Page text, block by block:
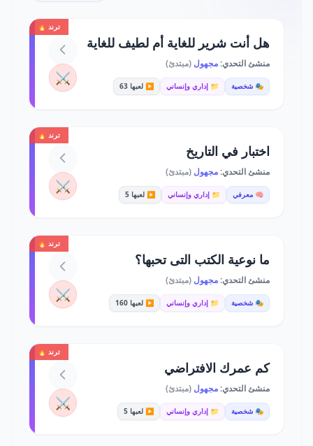
ترند 🔥
هل أنت شرير للغاية أم لطيف للغاية
منشئ التحدي:مجهول (مبتدئ)
🎭 شخصية 📁 إداري وإنساني ▶️ لعبها 63 ⚔️
ترند 🔥
اختبار في التاريخ
منشئ التحدي:مجهول (مبتدئ)
🧠 معرفي 📁 إداري وإنساني ▶️ لعبها 5 ⚔️
ترند 🔥
ما نوعية الكتب التى تحبها؟
منشئ التحدي:مجهول (مبتدئ)
🎭 شخصية 📁 إداري وإنساني ▶️ لعبها 160 ⚔️
ترند 🔥
كم عمرك الافتراضي
منشئ التحدي:مجهول (مبتدئ)
🎭 شخصية 📁 إداري وإنساني ▶️ لعبها 5 ⚔️